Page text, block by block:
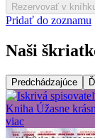
Rezervovať v
Pridať do zoznamu
Naši
Predchádzajúce